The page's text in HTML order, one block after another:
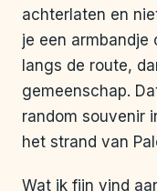
achterlaten en
je een armbandje
langs de route,
gemeenschap.
random souvenir
het strand van
Wat ik fijn vind